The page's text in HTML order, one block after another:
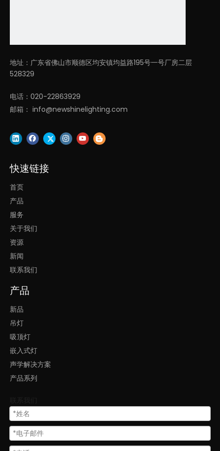
地址：广东省佛山市顺德区均安镇均益路195号一号厂房二层
528329
电话：020-22863929
邮箱： info@newshinelighting.com
快速链接
首页
产品
服务
关于我们
资源
新闻
联系我们
产品
新品
吊灯
吸顶灯
嵌入式灯
声学解决方案
产品系列